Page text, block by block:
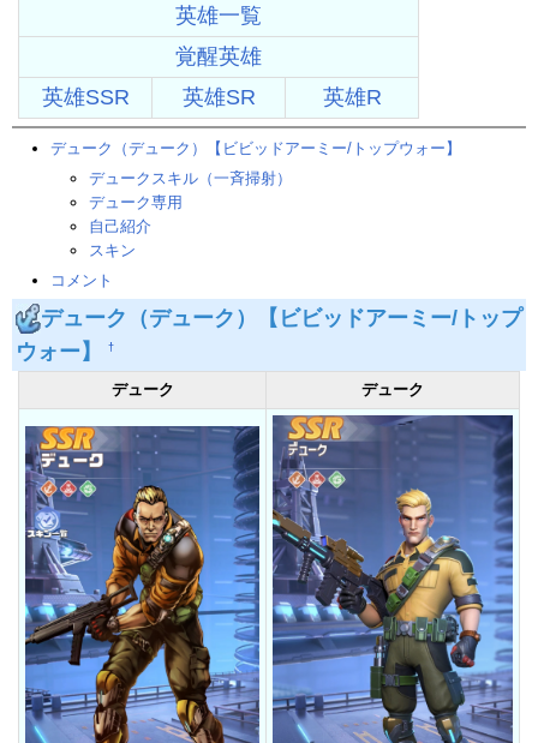
英雄一覧
覚醒英雄
英雄SSR
英雄SR 英雄R
デューク（デューク）【ビビッドアーミー/トップウォー】
デュークスキル（一斉掃射）
デューク専用
自己紹介
スキン
コメント
デューク（デューク）【ビビッドアーミー/トップ
ウォー】
†
デューク デューク